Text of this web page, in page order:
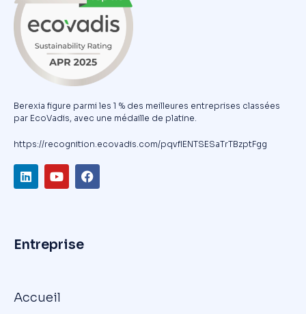
Berexia figure parmi les 1 % des meilleures entreprises classées
par EcoVadis, avec une médaille de platine.
https://recognition.ecovadis.com/pqvfIENTSESaTrTBzptFgg
Entreprise
Accueil